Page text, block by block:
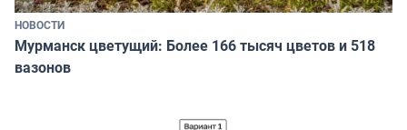
НОВОСТИ
Мурманск цветущий: Более 166 тысяч цветов и 518
вазонов